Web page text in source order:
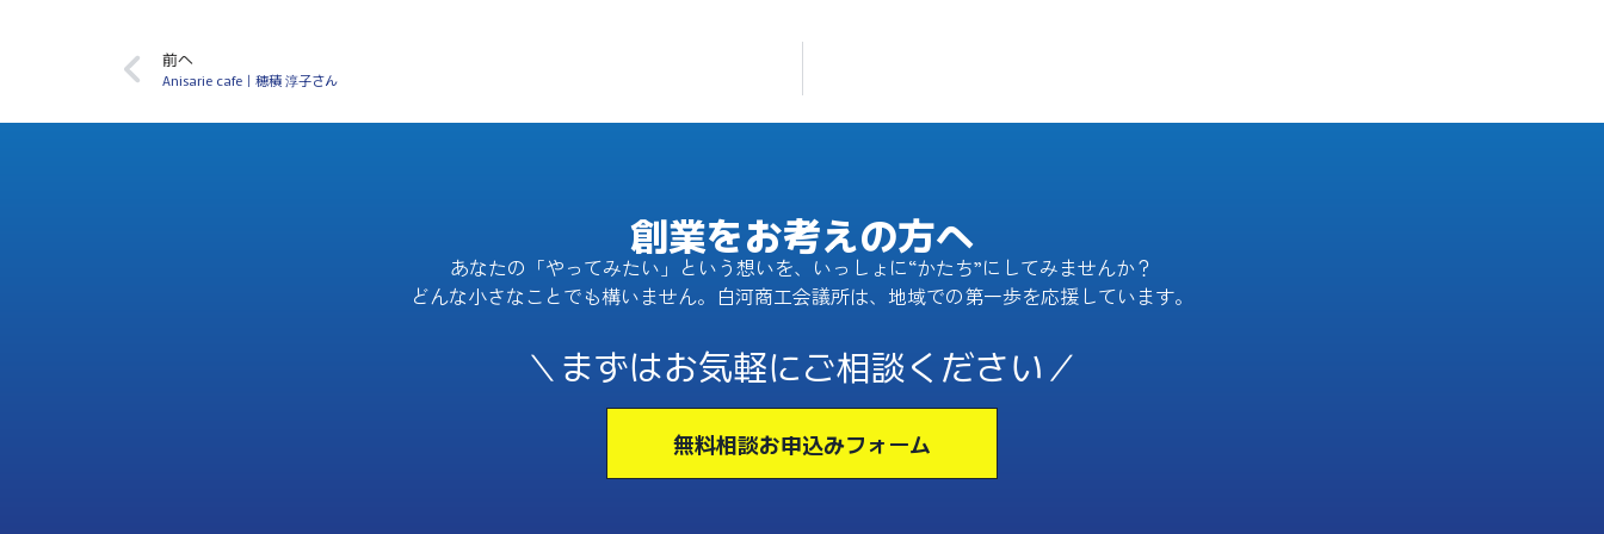
前へ
Anisarie cafe｜穂積 淳子さん
創業をお考えの方へ
あなたの「やってみたい」という想いを、いっしょに“かたち”にしてみませんか？
どんな小さなことでも構いません。白河商工会議所は、地域での第一歩を応援しています。
＼まずはお気軽にご相談ください／
無料相談お申込みフォーム